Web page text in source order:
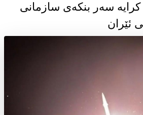
سەر بنکەی سازمانی
ئێران